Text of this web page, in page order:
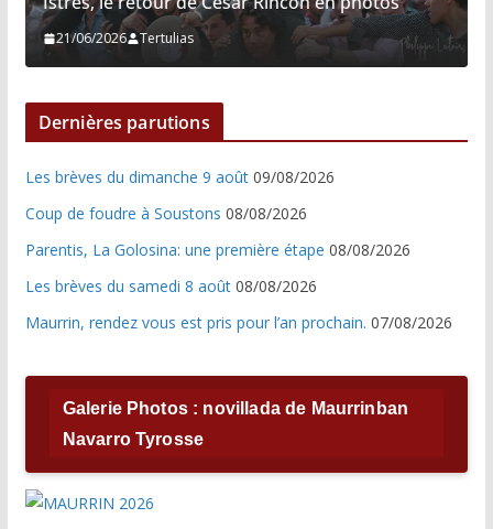
21/06/2026 Tertulias
Dernières parutions
Les brèves du dimanche 9 août 09/08/2026
Coup de foudre à Soustons 08/08/2026
Parentis, La Golosina: une première étape 08/08/2026
Les brèves du samedi 8 août 08/08/2026
Maurrin, rendez vous est pris pour l’an prochain. 07/08/2026
Galerie Photos : novillada de Maurrinban
Navarro Tyrosse